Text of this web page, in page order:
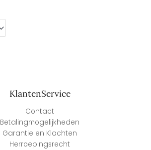
KlantenService
Contact
Betalingmogelijkheden
Garantie en Klachten
Herroepingsrecht